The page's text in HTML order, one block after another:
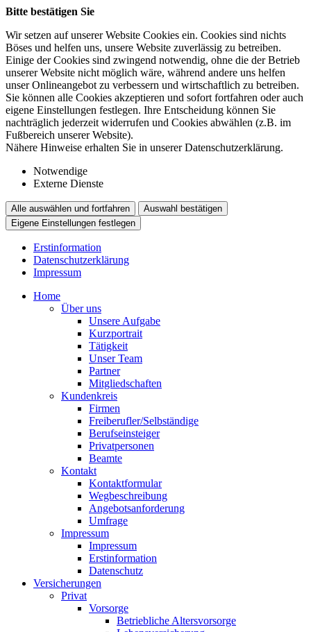
Bitte bestätigen Sie
Wir setzen auf unserer Website Cookies ein. Cookies sind nichts
Böses und helfen uns, unsere Website zuverlässig zu betreiben.
Einige der Cookies sind zwingend notwendig, ohne die der Betrieb
unserer Website nicht möglich wäre, während andere uns helfen
unser Onlineangebot zu verbessern und wirtschaftlich zu betreiben.
Sie können alle Cookies akzeptieren und sofort fortfahren oder auch
eigene Einstellungen festlegen. Ihre Entscheidung können Sie
nachträglich jederzeit widerrufen und Cookies abwählen (z.B. im
Fußbereich unserer Website).
Nähere Hinweise erhalten Sie in unserer Datenschutzerklärung.
Notwendige
Externe Dienste
Alle auswählen und fortfahren
Auswahl bestätigen
Eigene Einstellungen festlegen
Erstinformation
Datenschutzerklärung
Impressum
Home
Über uns
Unsere Aufgabe
Kurzportrait
Tätigkeit
Unser Team
Partner
Mitgliedschaften
Kundenkreis
Firmen
Freiberufler/Selbständige
Berufseinsteiger
Privatpersonen
Beamte
Kontakt
Kontaktformular
Wegbeschreibung
Angebotsanforderung
Umfrage
Impressum
Impressum
Erstinformation
Datenschutz
Versicherungen
Privat
Vorsorge
Betriebliche Altersvorsorge